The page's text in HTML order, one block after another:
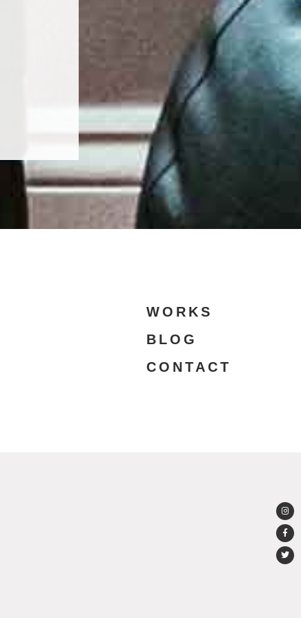
WORKS
BLOG
CONTACT